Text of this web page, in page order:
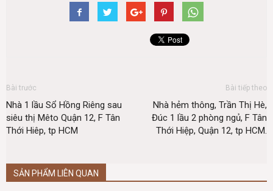
Bài trước
Nhà 1 lầu Sổ Hồng Riêng sau
siêu thị Mêto Quận 12, F Tân
Thới Hiêp, tp HCM
Bài tiếp theo
Nhà hẻm thông, Trần Thị Hè,
Đúc 1 lầu 2 phòng ngủ, F Tân
Thới Hiệp, Quận 12, tp HCM.
SẢN PHẨM LIÊN QUAN